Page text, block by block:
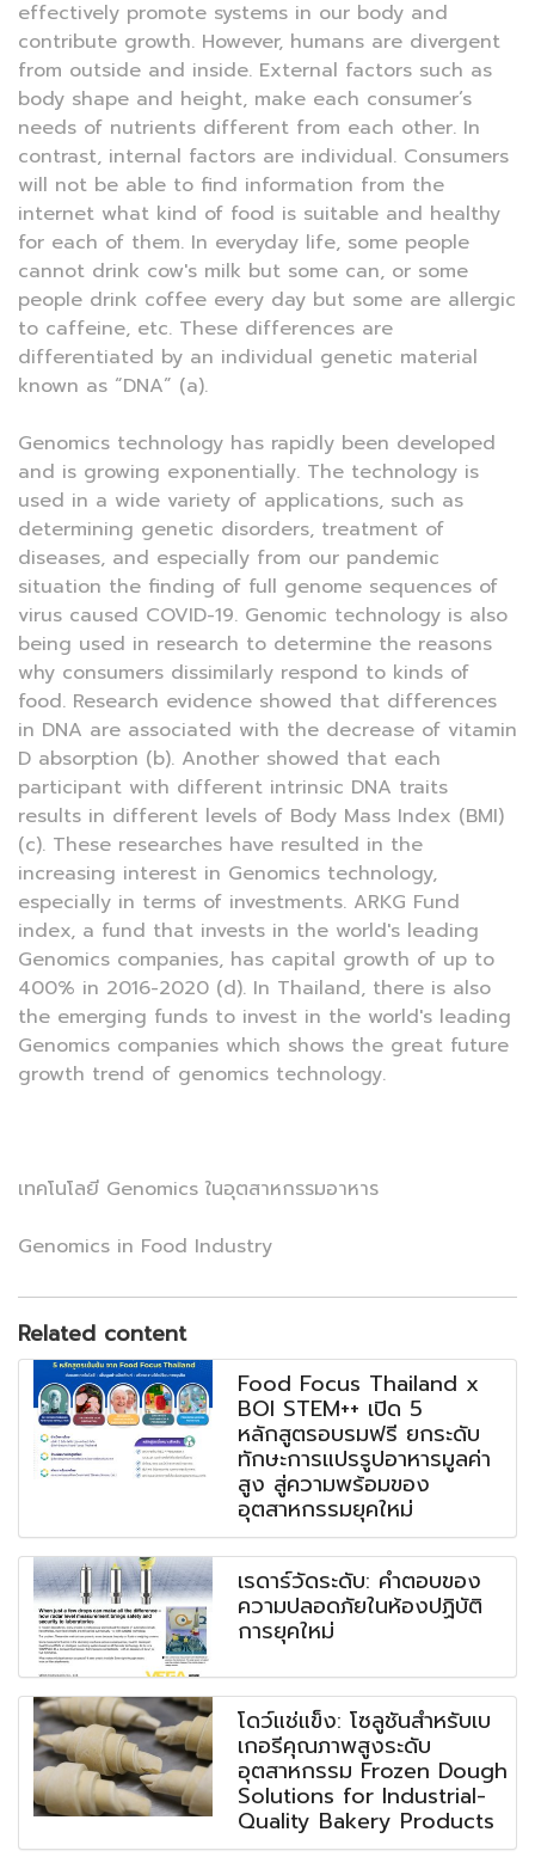
effectively promote systems in our body and
contribute growth. However, humans are divergent
from outside and inside. External factors such as
body shape and height, make each consumer’s
needs of nutrients different from each other. In
contrast, internal factors are individual. Consumers
will not be able to find information from the
internet what kind of food is suitable and healthy
for each of them. In everyday life, some people
cannot drink cow's milk but some can, or some
people drink coffee every day but some are allergic
to caffeine, etc. These differences are
differentiated by an individual genetic material
known as “DNA” (a).
Genomics technology has rapidly been developed
and is growing exponentially. The technology is
used in a wide variety of applications, such as
determining genetic disorders, treatment of
diseases, and especially from our pandemic
situation the finding of full genome sequences of
virus caused COVID-19. Genomic technology is also
being used in research to determine the reasons
why consumers dissimilarly respond to kinds of
food. Research evidence showed that differences
in DNA are associated with the decrease of vitamin
D absorption (b). Another showed that each
participant with different intrinsic DNA traits
results in different levels of Body Mass Index (BMI)
(c). These researches have resulted in the
increasing interest in Genomics technology,
especially in terms of investments. ARKG Fund
index, a fund that invests in the world's leading
Genomics companies, has capital growth of up to
400% in 2016-2020 (d). In Thailand, there is also
the emerging funds to invest in the world's leading
Genomics companies which shows the great future
growth trend of genomics technology.
เทคโนโลยี Genomics ในอุตสาหกรรมอาหาร
Genomics in Food Industry
Related content
Food Focus Thailand x
BOI STEM++ เปิด 5
หลักสูตรอบรมฟรี ยกระดับ
ทักษะการแปรรูปอาหารมูลค่า
สูง สู่ความพร้อมของ
อุตสาหกรรมยุคใหม่
เรดาร์วัดระดับ: คำตอบของ
ความปลอดภัยในห้องปฏิบัติ
การยุคใหม่
โดว์แช่แข็ง: โซลูชันสำหรับเบ
เกอรีคุณภาพสูงระดับ
อุตสาหกรรม Frozen Dough
Solutions for Industrial-
Quality Bakery Products